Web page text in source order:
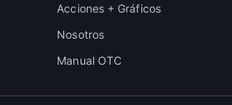
Acciones + Gráficos
Nosotros
Manual OTC